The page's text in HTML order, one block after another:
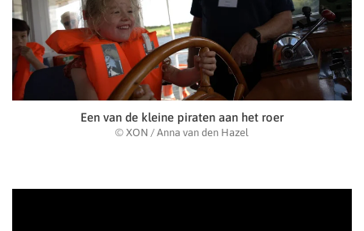
Een van de kleine piraten aan het roer
© XON / Anna van den Hazel